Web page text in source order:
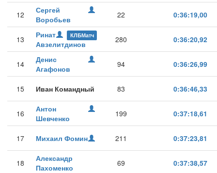
12
Сергей
Воробьев
22 0:36:19,00
13 КЛБМатч
Ринат
Авзелитдинов
280 0:36:20,92
14
Денис
Агафонов
94 0:36:26,99
15 Иван Командный 83 0:36:46,33
16
Антон
Шевченко
199 0:37:18,61
17 Михаил Фомин 211 0:37:23,81
18
Александр
Пахоменко
69 0:37:38,57